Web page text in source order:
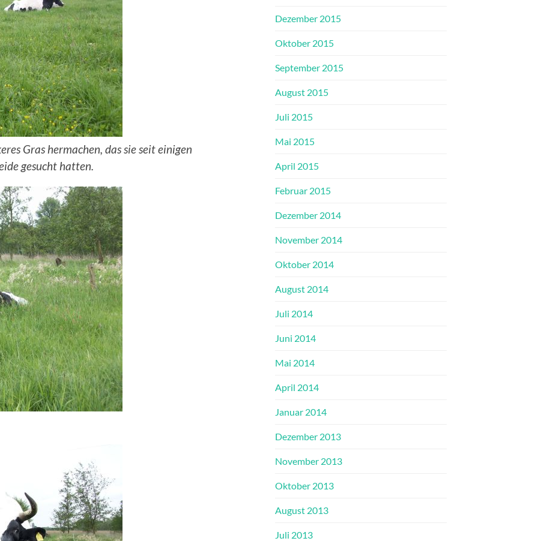
Gras hermachen, das sie seit einigen
gesucht hatten.
Dezember 2015
Oktober 2015
September 2015
August 2015
Juli 2015
Mai 2015
April 2015
Februar 2015
Dezember 2014
November 2014
Oktober 2014
August 2014
Juli 2014
Juni 2014
Mai 2014
April 2014
Januar 2014
Dezember 2013
November 2013
Oktober 2013
August 2013
Juli 2013